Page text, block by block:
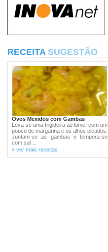
RECEITA SUGESTÃO
Ovos Mexidos com Gambas
Leva-se uma frigideira ao lume, com um
pouco de margarina e os alhos picados.
Juntam-se as gambas e tempera-se
com sal ...
» ver mais receitas